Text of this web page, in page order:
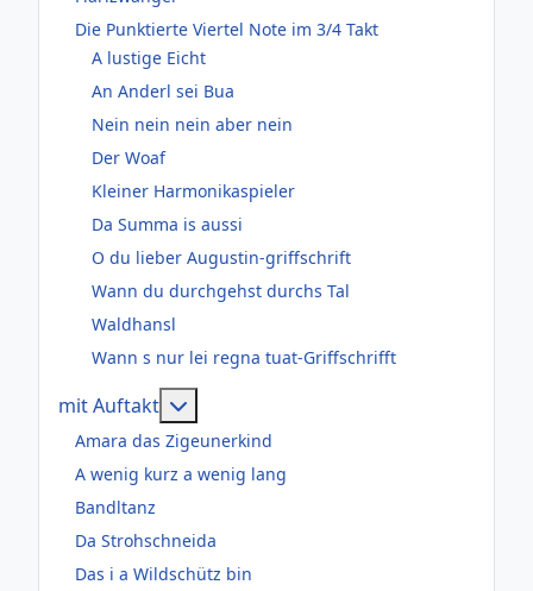
Die Punktierte Viertel Note im 3/4 Takt
A lustige Eicht
An Anderl sei Bua
Nein nein nein aber nein
Der Woaf
Kleiner Harmonikaspieler
Da Summa is aussi
O du lieber Augustin-griffschrift
Wann du durchgehst durchs Tal
Waldhansl
Wann s nur lei regna tuat-Griffschrifft
mit Auftakt
Amara das Zigeunerkind
A wenig kurz a wenig lang
Bandltanz
Da Strohschneida
Das i a Wildschütz bin